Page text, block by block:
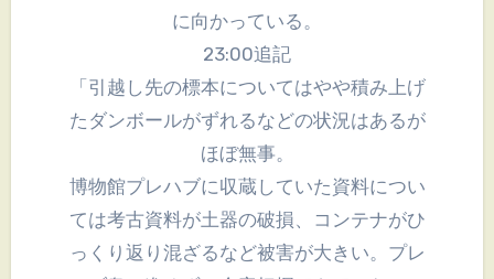
に向かっている。
23:00追記
「引越し先の標本についてはやや積み上げ
たダンボールがずれるなどの状況はあるが
ほぼ無事。
博物館プレハブに収蔵していた資料につい
ては考古資料が土器の破損、コンテナがひ
っくり返り混ざるなど被害が大きい。プレ